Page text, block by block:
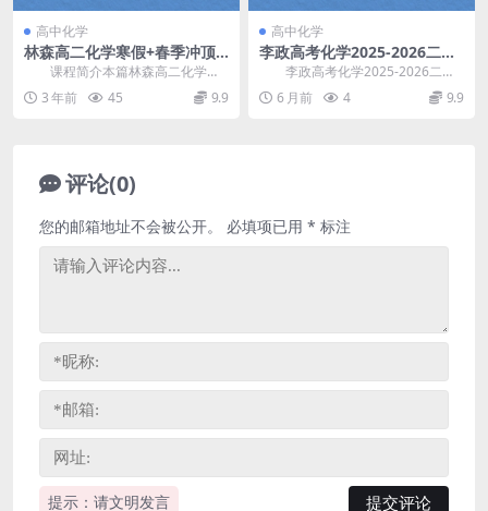
高中化学
林森高二化学寒假+春季冲顶
班视频课程(有机+结构)
课程简介本篇林森高二化学上
学期冲顶班讲课视频，由作业帮 林
森(昵称：五木老师...
3 年前 45 9.9
高中化学
李政高考化学2025-2026二三
轮寒春课 百度网盘分享
李政高考化学2025-2026二三
轮寒春课，开课时间：2025年寒假
+202...
6 月前 4 9.9
评论(0)
提示：请文明发言
您的邮箱地址不会被公开。 必填项已用 * 标注